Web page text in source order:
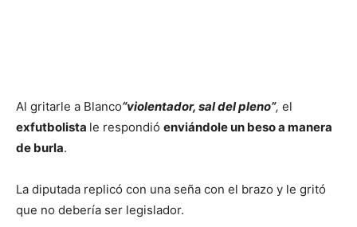
Al gritarle a Blanco“violentador, sal del pleno”, el
exfutbolista le respondió enviándole un beso a manera
de burla.
La diputada replicó con una seña con el brazo y le gritó
que no debería ser legislador.